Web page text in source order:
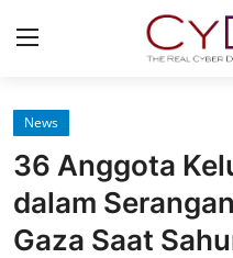
Home
Contact
News
36 Anggota
dalam
Gaza Saat